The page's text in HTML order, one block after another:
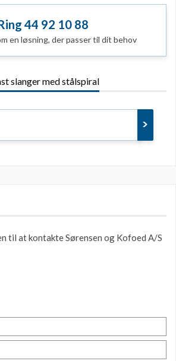
44 92 10 88
en løsning, der passer til dit behov
slanger med stålspiral
til at kontakte Sørensen og Kofoed A/S